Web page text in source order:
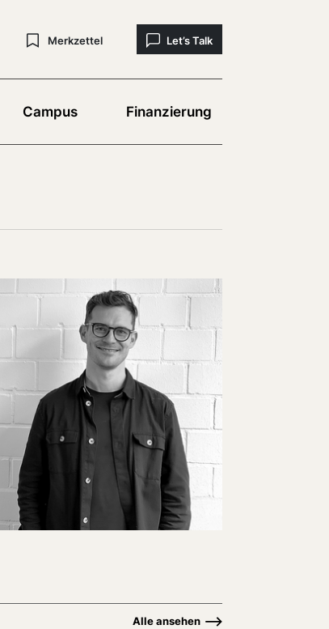
Merkzettel Let’s Talk
Campus Finanzierung
Alle ansehen